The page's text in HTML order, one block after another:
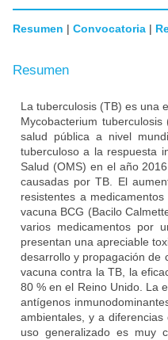
Resumen | Convocatoria |
Resumen
La tuberculosis (TB) es una
Mycobacterium
salud pública a nivel
tuberculoso a la respuesta
Salud (OMS) en el año
causadas por TB. El
resistentes a
vacuna BCG (Bacilo
varios medicamentos por
presentan una apreciable
desarrollo y propagación de
vacuna contra la TB, la
80 % en el Reino Unido. La
antígenos
ambientales, y a
uso generalizado es muy